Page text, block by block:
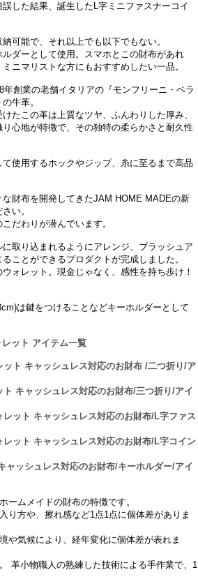
した結果、誕生したL字ミニファスナーコイ
可能で、それ以上でも以下でもない。
ダーとして使用。スマホとこの財布があれ
ニマリストな方にもおすすめしたい一品。
創業の老舗イタリアの『モンフリーニ・ベラ
牛革。
たこの革は上質なツヤ、ふんわりした厚み、
心地が特徴で、その独特の柔らかさと耐久性
使用するホックやジップ、糸に至るまで高品
財布を開発してきたJAM HOME MADEの新
い。
だわりが潜んでいます。
取り込まれるようにアレンジ、ブラッシュア
ことができるプロダクトが完成しました。
ォレット。現金じゃなく、感性を持ち歩け！
は鍵をつけることなどキーホルダーとして
ット アイテム一覧
ト キャッシュレス対応のお財布 /二つ折り/ア
キャッシュレス対応のお財布/三つ折り/アイ
ット キャッシュレス対応のお財布/L字ファス
ット キャッシュレス対応のお財布/L字コイン
ッシュレス対応のお財布/キーホルダー/アイ
ームメイドの財布の特徴です。
り方や、擦れ感など1点1点に個体差がありま
や気候により、経年変化に個体差が表れま
革小物職人の熟練した技術による手作業で、1